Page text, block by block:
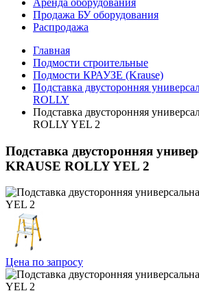
Аренда оборудования
Продажа БУ оборудования
Распродажа
Главная
Подмости строительные
Подмости КРАУЗЕ (Krause)
Подставка двусторонняя
ROLLY
Подставка двусторонняя
ROLLY YEL 2
Подставка двусторонняя
KRAUSE ROLLY YEL 2
Цена по запросу